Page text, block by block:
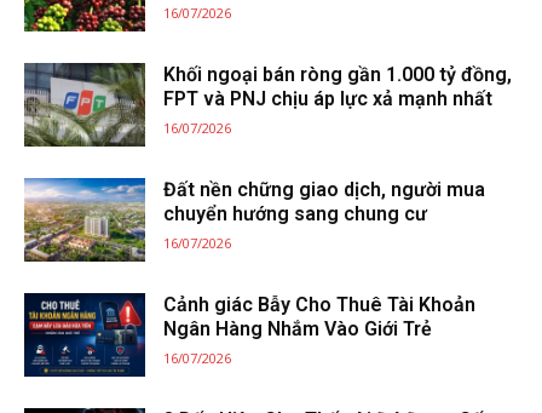
16/07/2026
Khối ngoại bán ròng gần 1.000 tỷ đồng,
FPT và PNJ chịu áp lực xả mạnh nhất
16/07/2026
Đất nền chững giao dịch, người mua
chuyển hướng sang chung cư
16/07/2026
Cảnh giác Bẫy Cho Thuê Tài Khoản
Ngân Hàng Nhắm Vào Giới Trẻ
16/07/2026